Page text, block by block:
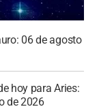
06 de agosto
hoy para Aries:
de 2026